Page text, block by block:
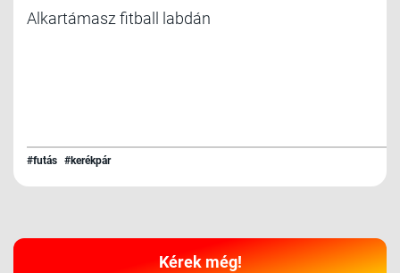
Alkartámasz fitball labdán
#futás #kerékpár
Kérek még!